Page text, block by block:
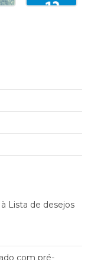
Lista de desejos
com pré-